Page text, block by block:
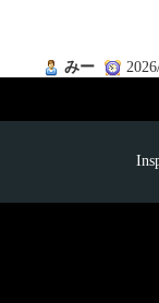
みー